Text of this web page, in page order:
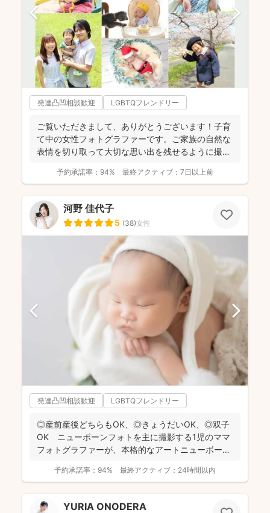
発達凸凹相談歓迎 LGBTQフレンドリー
ご覧いただきまして、ありがとうございます！子育
て中の女性フォトグラファーです。ご家族の自然な
表情を切り取って大切な思い出を残せるように撮影
予約承諾率： 94% 最終アクティブ： 7日以上前
河野 佳代子
5 (38)女性
発達凸凹相談歓迎 LGBTQフレンドリー
◎産前産後どちらもOK、◎きょうだいOK、◎双子
OK ニューボーンフォトを主に撮影する1児のママ
フォトグラファーが、本格的なアートニューボーン
予約承諾率： 94% 最終アクティブ： 24時間以内
YURIA ONODERA